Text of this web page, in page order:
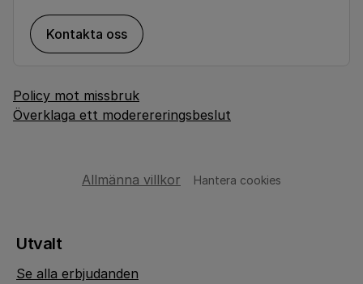
Kontakta oss
Policy mot missbruk
Överklaga ett moderereringsbeslut
Allmänna villkor Hantera cookies
Utvalt
Se alla erbjudanden